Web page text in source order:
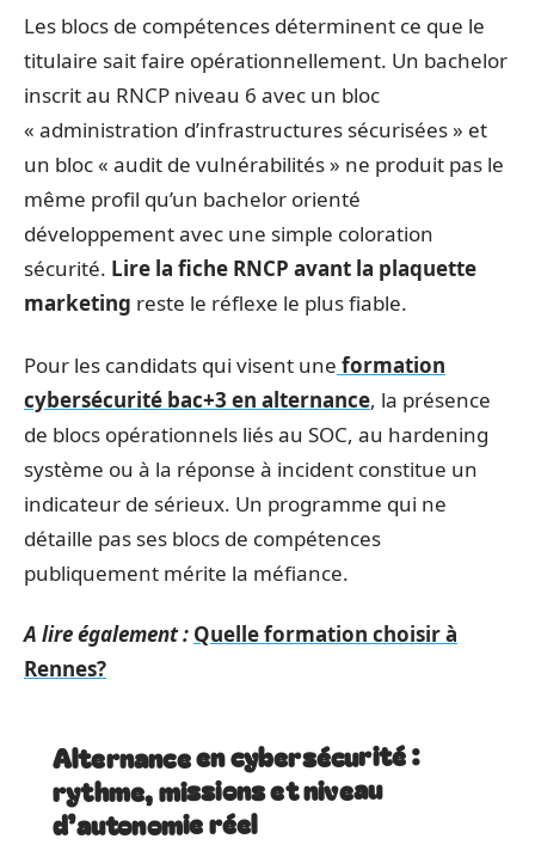
Les blocs de compétences déterminent ce que le
titulaire sait faire opérationnellement. Un bachelor
inscrit au RNCP niveau 6 avec un bloc
« administration d’infrastructures sécurisées » et
un bloc « audit de vulnérabilités » ne produit pas le
même profil qu’un bachelor orienté
développement avec une simple coloration
sécurité. Lire la fiche RNCP avant la plaquette
marketing reste le réflexe le plus fiable.
Pour les candidats qui visent une formation
cybersécurité bac+3 en alternance, la présence
de blocs opérationnels liés au SOC, au hardening
système ou à la réponse à incident constitue un
indicateur de sérieux. Un programme qui ne
détaille pas ses blocs de compétences
publiquement mérite la méfiance.
A lire également : Quelle formation choisir à
Rennes?
Alternance en cybersécurité :
rythme, missions et niveau
d’autonomie réel